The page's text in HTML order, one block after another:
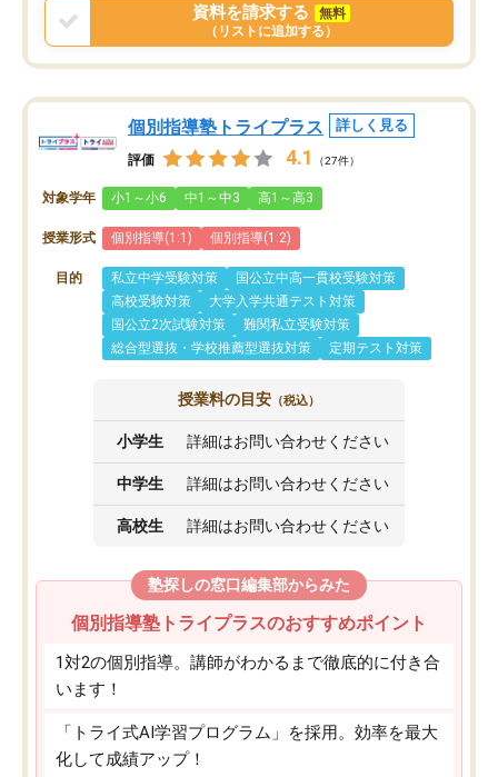
資料を請求する
無料
（リストに追加する）
個別指導塾トライプラス 詳しく見る
評価 4.1 （27件）
対象学年 小1～小6 中1～中3 高1～高3
授業形式 個別指導(1:1) 個別指導(1:2)
目的 私立中学受験対策
国公立中高一貫校受験対策
高校受験対策
大学入学共通テスト対策
国公立2次試験対策
難関私立受験対策
総合型選抜・学校推薦型選抜対策
定期テスト対策
授業料の目安 （税込）
小学生 詳細はお問い合わせください
中学生 詳細はお問い合わせください
高校生 詳細はお問い合わせください
塾探しの窓口編集部からみた
個別指導塾トライプラスのおすすめポイント
1対2の個別指導。講師がわかるまで徹底的に付き合
います！
「トライ式AI学習プログラム」を採用。効率を最大
化して成績アップ！